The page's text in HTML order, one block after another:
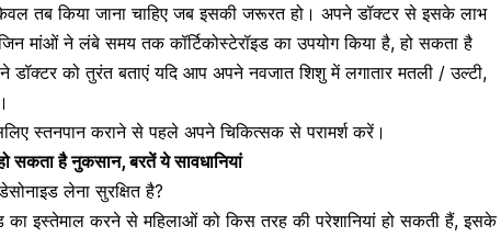
तब किया जाना चाहिए जब इसकी जरूरत हो। अपने डॉक्टर से इसके लाभ
मांओं ने लंबे समय तक कॉर्टिकोस्टेरॉइड का उपयोग किया है, हो सकता है
डॉक्टर को तुरंत बताएं यदि आप अपने नवजात शिशु में लगातार मतली / उल्टी,
स्तनपान कराने से पहले अपने चिकित्सक से परामर्श करें।
सकता है नुकसान, बरतें ये सावधानियां
लेना सुरक्षित है?
का इस्तेमाल करने से महिलाओं को किस तरह की परेशानियां हो सकती हैं, इसके